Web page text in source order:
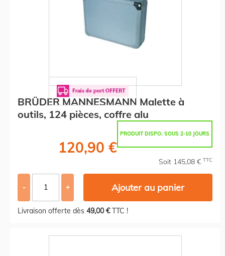
BRÜDER MANNESMANN Malette à
outils, 124 pièces, coffre alu
PRODUIT DISPO. SOUS 2-10 JOURS
120,90 €
Soit 145,08 € TTC
- + Ajouter au panier
Livraison offerte dès 49,00 €TTC !